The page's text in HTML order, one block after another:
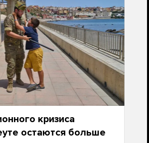
кризиса
остаются больше